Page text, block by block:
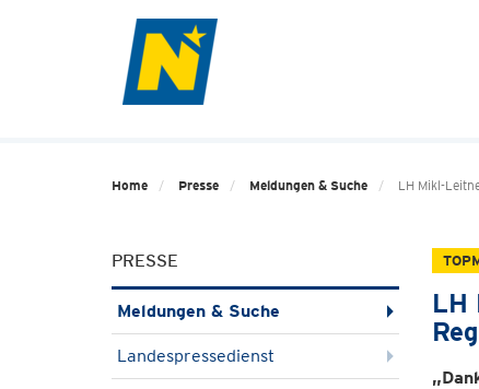
Home Presse Meldungen & Suche LH Mikl-
PRESSE
Meldungen & Suche
Landespressedienst
LH